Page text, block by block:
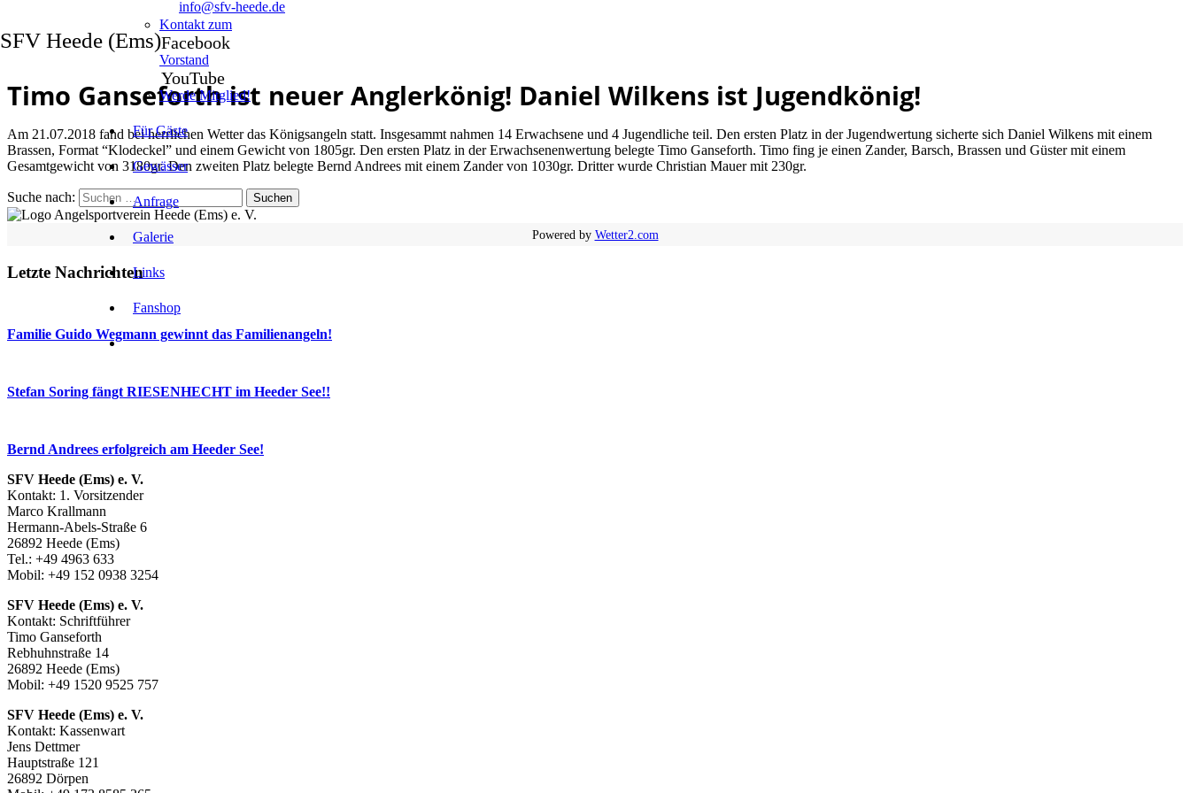
SFV Heede (Ems)
info@sfv-heede.de
Facebook
YouTube
Kontakt zum
Vorstand
Werde Mitglied!
Für Gäste
Gewässer
Anfrage
Galerie
Links
Fanshop
Timo Ganseforth ist neuer Anglerkönig! Daniel Wilkens ist Jugendkönig!
Am 21.07.2018 fand bei herrlichen Wetter das Königsangeln statt. Insgesammt nahmen 14 Erwachsene und 4 Jugendliche teil. Den ersten Platz in der Jugendwertung sicherte sich Daniel Wilkens mit einem
Brassen, Format “Klodeckel” und einem Gewicht von 1805gr. Den ersten Platz in der Erwachsenenwertung belegte Timo Ganseforth. Timo fing je einen Zander, Barsch, Brassen und Güster mit einem
Gesamtgewicht von 3180gr. Den zweiten Platz belegte Bernd Andrees mit einem Zander von 1030gr. Dritter wurde Christian Mauer mit 230gr.
Suche nach:
Powered by Wetter2.com
Letzte Nachrichten
Familie Guido Wegmann gewinnt das Familienangeln!
Stefan Soring fängt RIESENHECHT im Heeder See!!
Bernd Andrees erfolgreich am Heeder See!
SFV Heede (Ems) e. V.
Kontakt: 1. Vorsitzender
Marco Krallmann
Hermann-Abels-Straße 6
26892 Heede (Ems)
Tel.: +49 4963 633
Mobil: +49 152 0938 3254
SFV Heede (Ems) e. V.
Kontakt: Schriftführer
Timo Ganseforth
Rebhuhnstraße 14
26892 Heede (Ems)
Mobil: +49 1520 9525 757
SFV Heede (Ems) e. V.
Kontakt: Kassenwart
Jens Dettmer
Hauptstraße 121
26892 Dörpen